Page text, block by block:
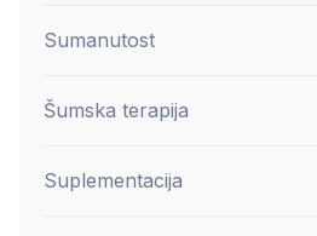
Sumanutost
Šumska terapija
Suplementacija